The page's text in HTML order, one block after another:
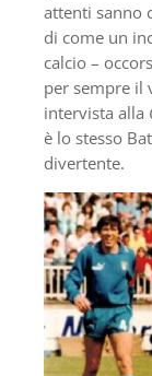
attenti sanno
di come un
calcio –
per sempre il
intervista alla
è lo stesso
divertente.